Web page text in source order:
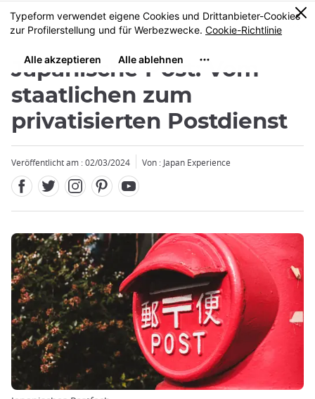
Größe
MENU
0
Japanische Post: Vom
staatlichen zum
privatisierten Postdienst
Veröffentlicht am : 02/03/2024 Von : Japan Experience